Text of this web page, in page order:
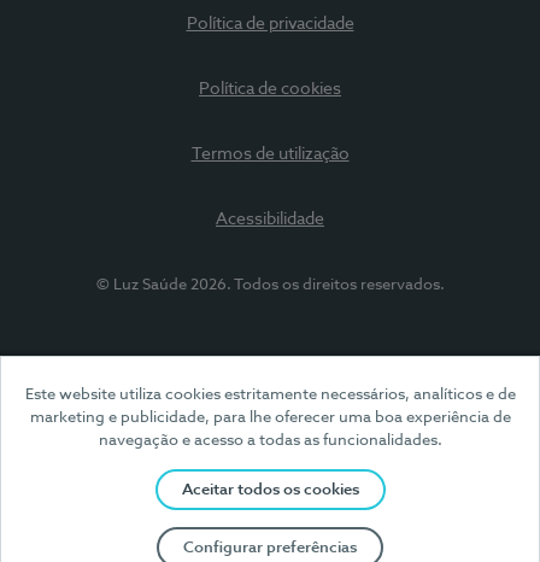
Este website utiliza cookies estritamente necessários, analíticos e de
marketing e publicidade, para lhe oferecer uma boa experiência de
navegação e acesso a todas as funcionalidades.
Aceitar todos os cookies
Configurar preferências
Política de privacidade
Política de cookies
Termos de utilização
Acessibilidade
© Luz Saúde 2026. Todos os direitos reservados.